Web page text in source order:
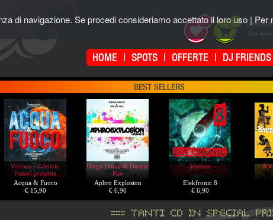
di navigazione. Se procedi consideriamo accettato il loro uso | Per
0
0
Hai
HOME SPOTS OFFERTE DJ FRIENDS
BEST SELLERS
Various - Fabrizio
Fattori presenta
Acqua & Fuoco
€ 15,90
Diego Dantè & Deejay
Pax
Aphro Explosion
volume 2
€ 6,90
Various
Elekfronic 8
€ 6,90
=== TANTI CD IN SPECIAL